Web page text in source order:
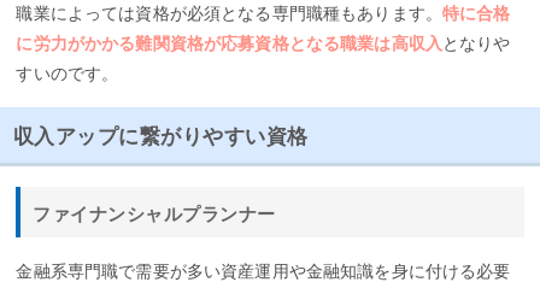
職業によっては資格が必須となる専門職種もあります。特に合格
に労力がかかる難関資格が応募資格となる職業は高収入となりや
すいのです。
収入アップに繋がりやすい資格
ファイナンシャルプランナー
金融系専門職で需要が多い資産運用や金融知識を身に付ける必要